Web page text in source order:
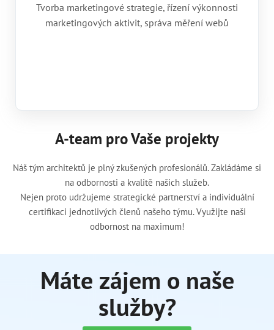
Tvorba marketingové strategie, řízení výkonnosti
marketingových aktivit, správa měření webů
A-team pro Vaše projekty
Náš tým architektů je plný zkušených profesionálů. Zakládáme si
na odbornosti a kvalitě našich služeb.
Nejen proto udržujeme strategické partnerství a individuální
certifikaci jednotlivých členů našeho týmu. Využijte naši
odbornost na maximum!
Máte zájem o naše
služby?